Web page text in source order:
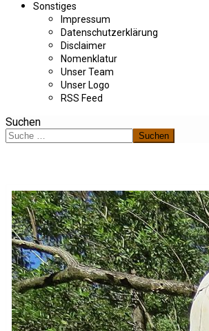
Sonstiges
Impressum
Datenschutzerklärung
Disclaimer
Nomenklatur
Unser Team
Unser Logo
RSS Feed
Suchen
Suchen